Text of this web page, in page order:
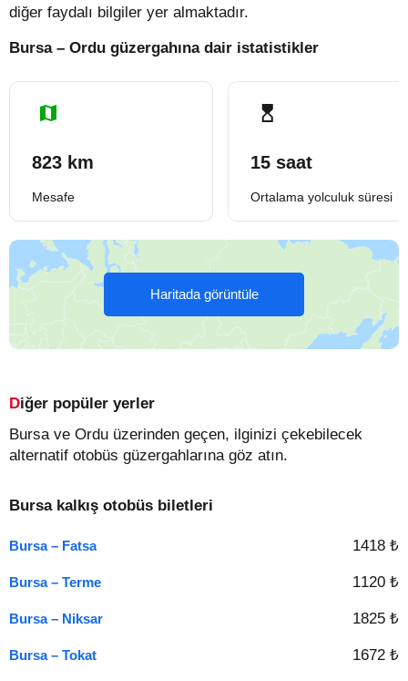
diğer faydalı bilgiler yer almaktadır.
Bursa – Ordu güzergahına dair istatistikler
823 km
Mesafe
15 saat
Ortalama yolculuk süresi
Haritada görüntüle
Diğer popüler yerler
Bursa ve Ordu üzerinden geçen, ilginizi çekebilecek
alternatif otobüs güzergahlarına göz atın.
Bursa kalkış otobüs biletleri
Bursa – Fatsa 1418 ₺
Bursa – Terme 1120 ₺
Bursa – Niksar 1825 ₺
Bursa – Tokat 1672 ₺